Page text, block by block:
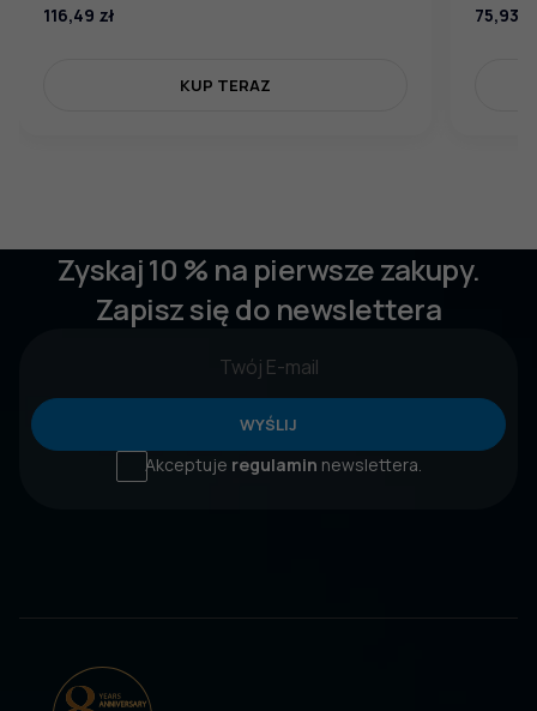
116,49 zł
KUP TERAZ
75,93
Zyskaj 10 % na pierwsze zakupy.
Zapisz się do newslettera
WYŚLIJ
Akceptuje regulamin newslettera.